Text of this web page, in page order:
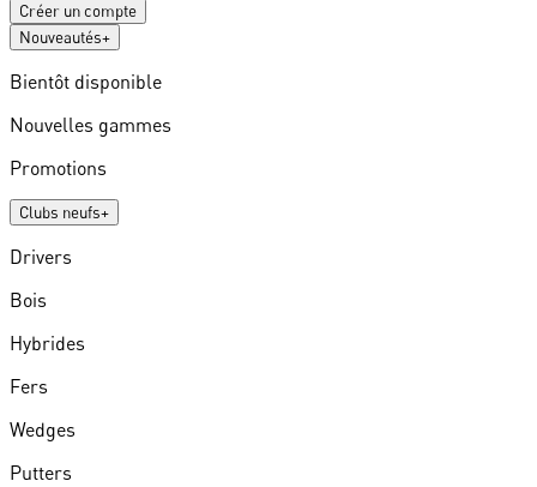
Créer un compte
Nouveautés+
Bientôt disponible
Nouvelles gammes
Promotions
Clubs neufs+
Drivers
Bois
Hybrides
Fers
Wedges
Putters